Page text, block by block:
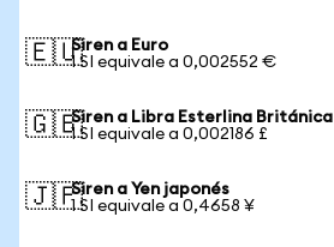
🇪🇺Siren a Euro
1 SI equivale a 0,002552 €
🇬🇧Siren a Libra Esterlina Británica
1 SI equivale a 0,002186 £
🇯🇵Siren a Yen japonés
1 SI equivale a 0,4658 ¥